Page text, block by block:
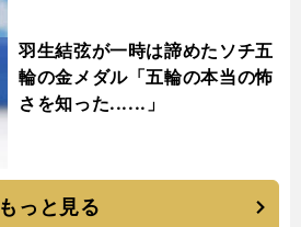
羽生結弦が一時は諦めたソチ五
輪の金メダル「五輪の本当の怖
さを知った......」
もっと見る